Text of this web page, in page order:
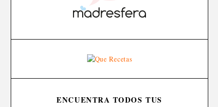
ENCUENTRA TODOS TUS